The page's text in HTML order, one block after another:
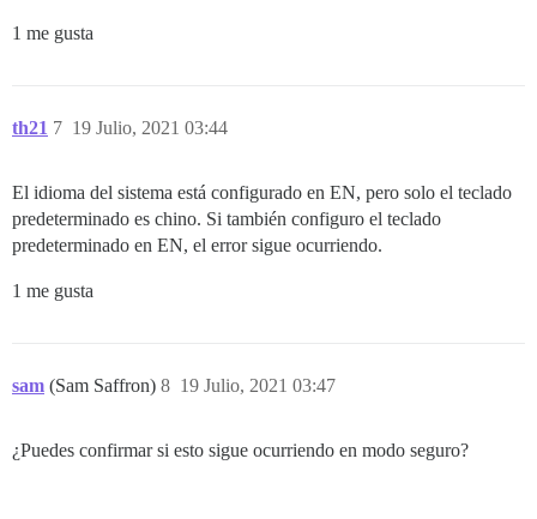
1 me gusta
th21 19 Julio, 2021 03:44
7
El idioma del sistema está configurado en EN, pero solo el teclado
predeterminado es chino. Si también configuro el teclado
predeterminado en EN, el error sigue ocurriendo.
1 me gusta
sam (Sam Saffron) 19 Julio, 2021 03:47
8
¿Puedes confirmar si esto sigue ocurriendo en modo seguro?